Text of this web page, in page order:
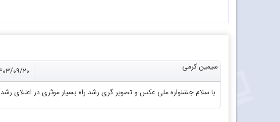
سیمین کرمی
۱۴۰۳/۰۹/
با سلام جشنواره ملی عکس و تصویر گری رشد راه بسیار موثری در اعتلای